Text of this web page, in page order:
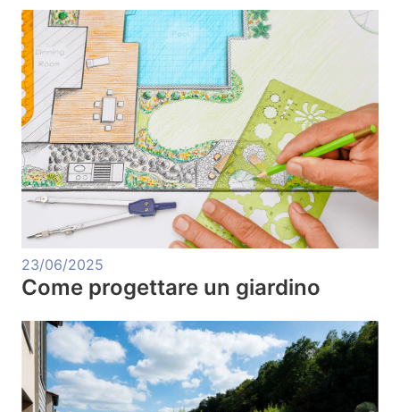
23/06/2025
Come progettare un giardino